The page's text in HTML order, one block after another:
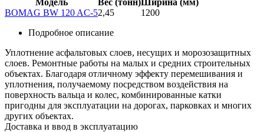
BOMAG BW 120 AC-52,45
1200
Подробное описание
Уплотнение асфальтовых слоев, несущих и морозозащитных
слоев. Ремонтные работы на малых и средних строительных
объектах. Благодаря отличному эффекту перемешивания и
уплотнения, получаемому посредством воздействия на
поверхность вальца и колес, комбинированные катки
пригодны для эксплуатации на дорогах, парковках и многих
других объектах.
Доставка и ввод в эксплуатацию